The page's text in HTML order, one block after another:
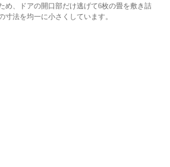
め、ドアの開口部だけ逃げて6枚の畳を敷き詰
法を均一に小さくしています。